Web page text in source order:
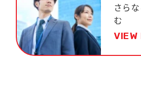
さら
む
VIEW